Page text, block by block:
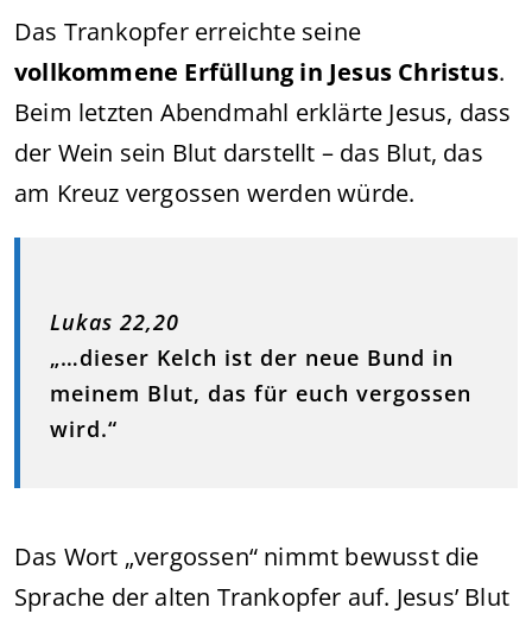
Das Trankopfer erreichte seine
vollkommene Erfüllung in Jesus Christus.
Beim letzten Abendmahl erklärte Jesus, dass
der Wein sein Blut darstellt – das Blut, das
am Kreuz vergossen werden würde.
Lukas 22,20
„…dieser Kelch ist der neue Bund in
meinem Blut, das für euch vergossen
wird.“
Das Wort „vergossen“ nimmt bewusst die
Sprache der alten Trankopfer auf. Jesus’ Blut